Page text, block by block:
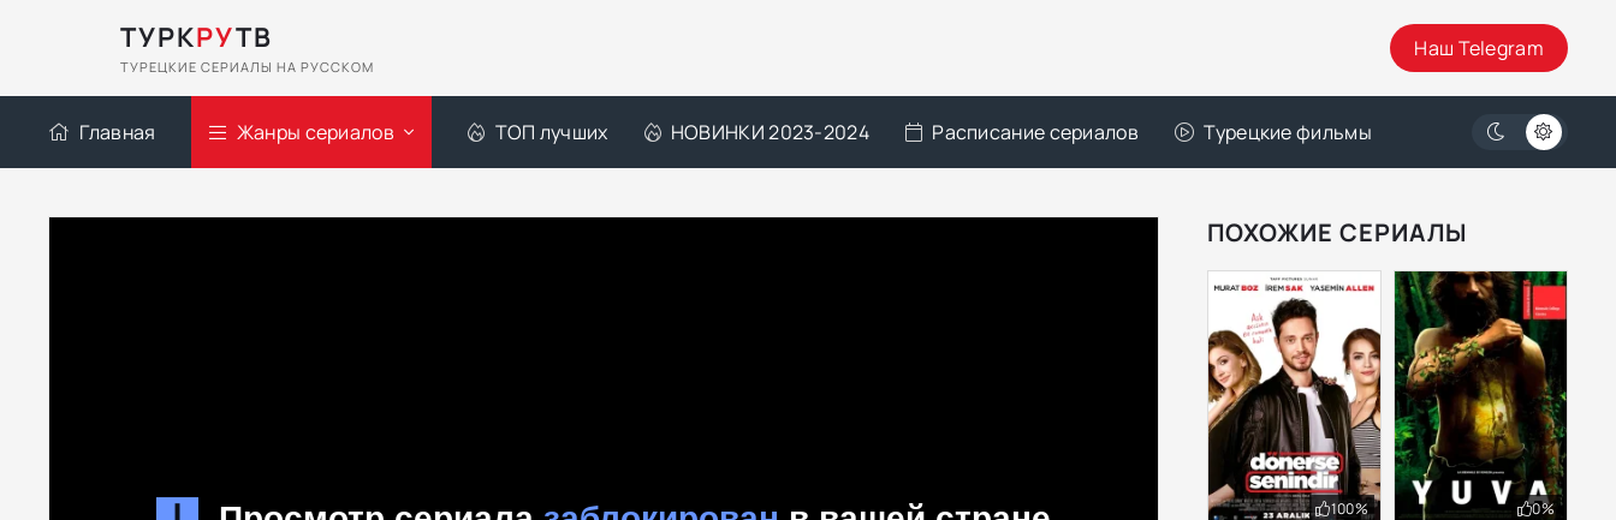
ТУРКРУТВ
ТУРЕЦКИЕ СЕРИАЛЫ НА РУССКОМ
Наш Telegram
Главная Жанры сериалов ТОП лучших НОВИНКИ 2023-2024 Расписание сериалов Турецкие фильмы
ПОХОЖИЕ СЕРИАЛЫ
100% 0%